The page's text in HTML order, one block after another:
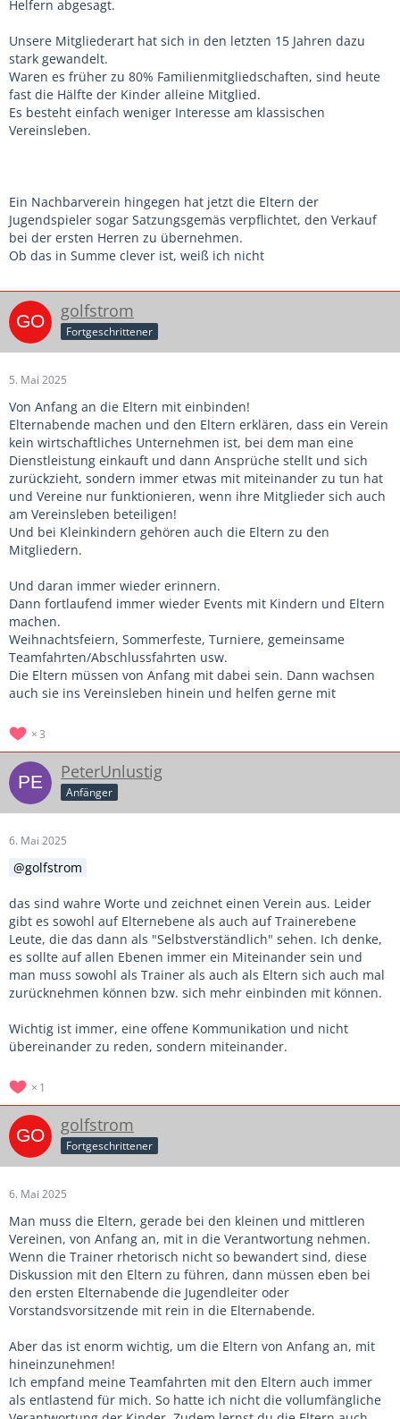
Helfern abgesagt.
Unsere Mitgliederart hat sich in den letzten 15 Jahren dazu
stark gewandelt.
Waren es früher zu 80% Familienmitgliedschaften, sind heute
fast die Hälfte der Kinder alleine Mitglied.
Es besteht einfach weniger Interesse am klassischen
Vereinsleben.
Ein Nachbarverein hingegen hat jetzt die Eltern der
Jugendspieler sogar Satzungsgemäs verpflichtet, den Verkauf
bei der ersten Herren zu übernehmen.
Ob das in Summe clever ist, weiß ich nicht
golfstrom
Fortgeschrittener
5. Mai 2025
Von Anfang an die Eltern mit einbinden!
Elternabende machen und den Eltern erklären, dass ein Verein
kein wirtschaftliches Unternehmen ist, bei dem man eine
Dienstleistung einkauft und dann Ansprüche stellt und sich
zurückzieht, sondern immer etwas mit miteinander zu tun hat
und Vereine nur funktionieren, wenn ihre Mitglieder sich auch
am Vereinsleben beteiligen!
Und bei Kleinkindern gehören auch die Eltern zu den
Mitgliedern.
Und daran immer wieder erinnern.
Dann fortlaufend immer wieder Events mit Kindern und Eltern
machen.
Weihnachtsfeiern, Sommerfeste, Turniere, gemeinsame
Teamfahrten/Abschlussfahrten usw.
Die Eltern müssen von Anfang mit dabei sein. Dann wachsen
auch sie ins Vereinsleben hinein und helfen gerne mit
3
PeterUnlustig
Anfänger
6. Mai 2025
golfstrom
das sind wahre Worte und zeichnet einen Verein aus. Leider
gibt es sowohl auf Elternebene als auch auf Trainerebene
Leute, die das dann als "Selbstverständlich" sehen. Ich denke,
es sollte auf allen Ebenen immer ein Miteinander sein und
man muss sowohl als Trainer als auch als Eltern sich auch mal
zurücknehmen können bzw. sich mehr einbinden mit können.
Wichtig ist immer, eine offene Kommunikation und nicht
übereinander zu reden, sondern miteinander.
1
golfstrom
Fortgeschrittener
6. Mai 2025
Man muss die Eltern, gerade bei den kleinen und mittleren
Vereinen, von Anfang an, mit in die Verantwortung nehmen.
Wenn die Trainer rhetorisch nicht so bewandert sind, diese
Diskussion mit den Eltern zu führen, dann müssen eben bei
den ersten Elternabende die Jugendleiter oder
Vorstandsvorsitzende mit rein in die Elternabende.
Aber das ist enorm wichtig, um die Eltern von Anfang an, mit
hineinzunehmen!
Ich empfand meine Teamfahrten mit den Eltern auch immer
als entlastend für mich. So hatte ich nicht die vollumfängliche